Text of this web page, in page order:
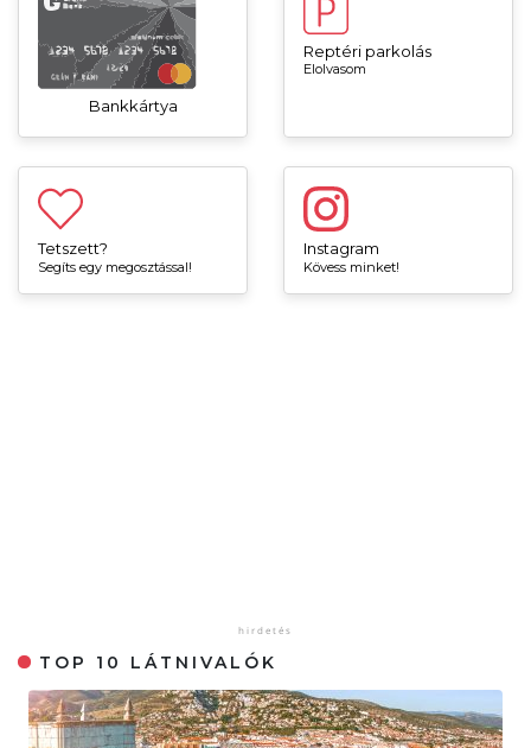
Bankkártya
Reptéri parkolás
Elolvasom
Tetszett?
Segíts egy megosztással!
Instagram
Kövess minket!
TOP 10 LÁTNIVALÓK